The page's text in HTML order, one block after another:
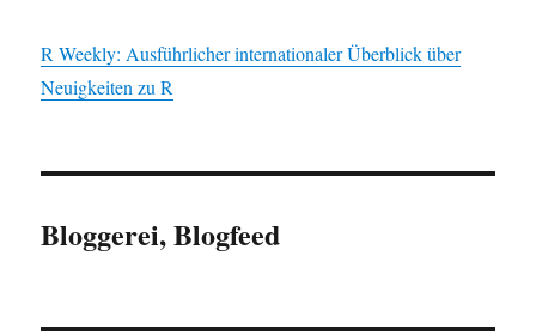
R Weekly: Ausführlicher internationaler Überblick über
Neuigkeiten zu R
Bloggerei, Blogfeed